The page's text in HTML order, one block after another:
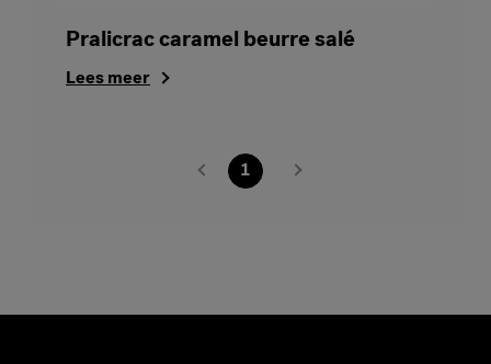
Pralicrac caramel beurre salé
Lees meer
1